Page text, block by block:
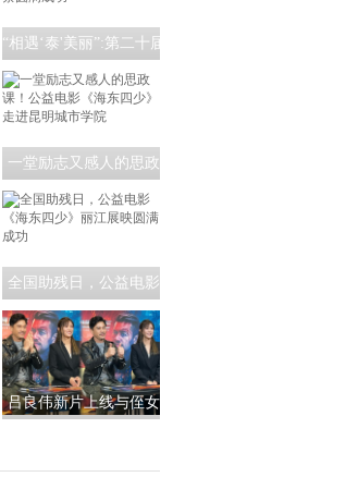
“相遇‘泰'美丽”:第二十届
亚太中国精英校长团赴
泰考察圆满成功
一堂励志又感人的思政
课！公益电影《海东四
少》走进昆明城市学院
全国助残日，公益电影
《海东四少》丽江展映
圆满成功
吕良伟新片上线与侄女
汉父亲的铁汉柔情